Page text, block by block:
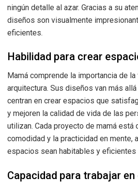
ningún detalle al azar. Gracias a su
diseños son visualmente
eficientes.
Habilidad para crear
Mamá comprende la importancia de
arquitectura. Sus diseños van más
centran en crear espacios que
y mejoren la calidad de vida de las
utilizan. Cada proyecto de mamá está
comodidad y la practicidad en mente,
espacios sean habitables y eficientes
Capacidad para trabajar en